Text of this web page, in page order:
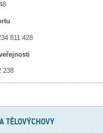
811 428
238
TĚLOVÝCHOVY